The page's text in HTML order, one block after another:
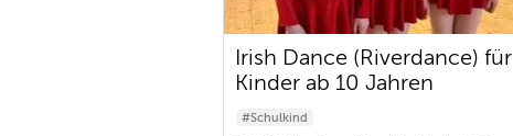
Irish Dance (Riverdance) für
Kinder ab 10 Jahren
#Schulkind